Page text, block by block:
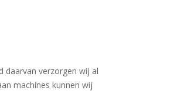
daarvan verzorgen wij al
machines kunnen wij